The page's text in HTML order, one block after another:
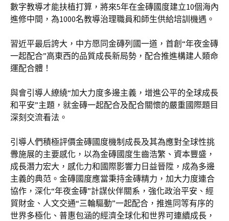
數字教導才能扶植打算，將來5年在金磚國度建立10個海內
進修中間，為1000名教導治理職員和師生供給培訓機遇。
習近平最后誇大，中方愿同金磚列國一道，首創“年夜金磚
一起配合”高東西的品質成長新局勢，配合推進構建人類命
運配合體！
與會引導人繚繞“加大力度多邊主義，增進公平的全球成長
和平安”主題，就金磚一起配合及配合關懷的嚴重國際題目
深刻交流看法。
引導人們積極評價金磚國度機制成長及其為應對全球性挑
釁施展的主要感化，以為金磚國度生齒浩繁、資本豐盛，
成長潛力宏大，感化力和國際影響力日益晉陞，成為多邊
主義的典范。金磚國度應當秉持金磚精力，加大力度連合
協作，深化“年夜金磚”計謀伙伴關系，強化政治平安、經
貿財金、人文交通“三輪驅動”一起配合，推進同等有序的
世界多極化、普惠包涵的經濟全球化和世界可連續成長，